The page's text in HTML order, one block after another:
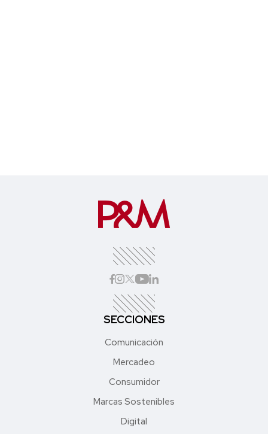
SECCIONES
Comunicación
Mercadeo
Consumidor
Marcas Sostenibles
Digital